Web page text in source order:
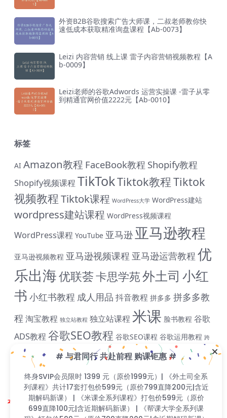
外资B2B谷歌搜索广告大师课，二叔老师教你快
速低成本获取精准询盘课程【Ab-0073】
Leizi 内容营销 线上课 雷子内容营销视频教程【A
b-0009】
Leizi老师的谷歌Adwords 运营实操课 -雷子从零
到精通官网价值2222元【Ab-0010】
标签
AI Amazon教程 FaceBook教程 Shopify教程
Shopify视频课程TikTokTiktok教程Tiktok
视频教程Tiktok课程 WordPress大学 WordPress建站
wordpress建站课程 WordPress视频课程
WordPress课程 YouTube 亚马逊 亚马逊教程
亚马逊视频教程 亚马逊视频课程 亚马逊运营教程 优
乐出海优联荟卡思学苑外土司 小红
书 小红书教程 成人用品 抖音教程 拼多多 拼多多教
程 淘宝教程 独立站教程 独立站课程米课 脸书教程 谷歌
ADS教程谷歌SEO教程 谷歌SEO课程 谷歌运用教程 跨
境B哥 阿里国际站雨课网雷子教程颜Sir飞橙教育
Copyright © 2023找课程网- All rights reserved
本站支持课程资源互换，优质课程资源互换请联系微信在线客服：zkcw598 (备
注：课程互换)
# 与君同行 共赴前程 购课钜惠 #
终身SVIP会员限时 1399 元（原价1999元）| 《外土司全
系列课程》共计17套打包价599元（原价799直降200元|
含近期解码新课） | 《米课全系列课程》打包价599元
（原价699直降100元|含近期解码新课） | 《帮课大学全系
列课程》打包价599元（原价799直降200元|含近期解码
新课） | 《卡思学范全系列教程》打包价499元（原价
799直降300元|含近期解码新课 | 凡单次购买课程原价超
过300元，享受原价7折购课钜惠！！